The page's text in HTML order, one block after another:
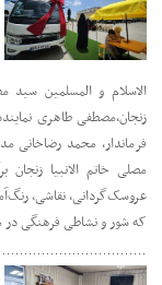
الاسلام و المسلمین
زنجان،مصطفی طاهری
فرماندار، محمد رضاخانی
مصلی خاتم الانبیا
عروسک‌گردانی، نقاشی،
که شور و نشاطی فرهنگی در